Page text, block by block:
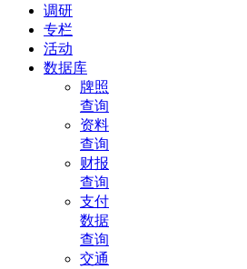
调研
专栏
活动
数据库
牌照
查询
资料
查询
财报
查询
支付
数据
查询
交通